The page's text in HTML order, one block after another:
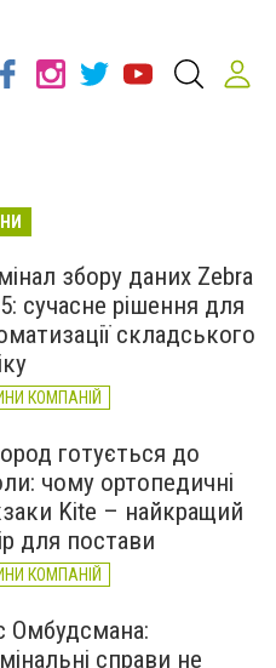
збору даних Zebra
сучасне рішення для
складського
КОМПАНІЙ
готується до
чому ортопедичні
Kite – найкращий
для постави
КОМПАНІЙ
Омбудсмана:
справи не